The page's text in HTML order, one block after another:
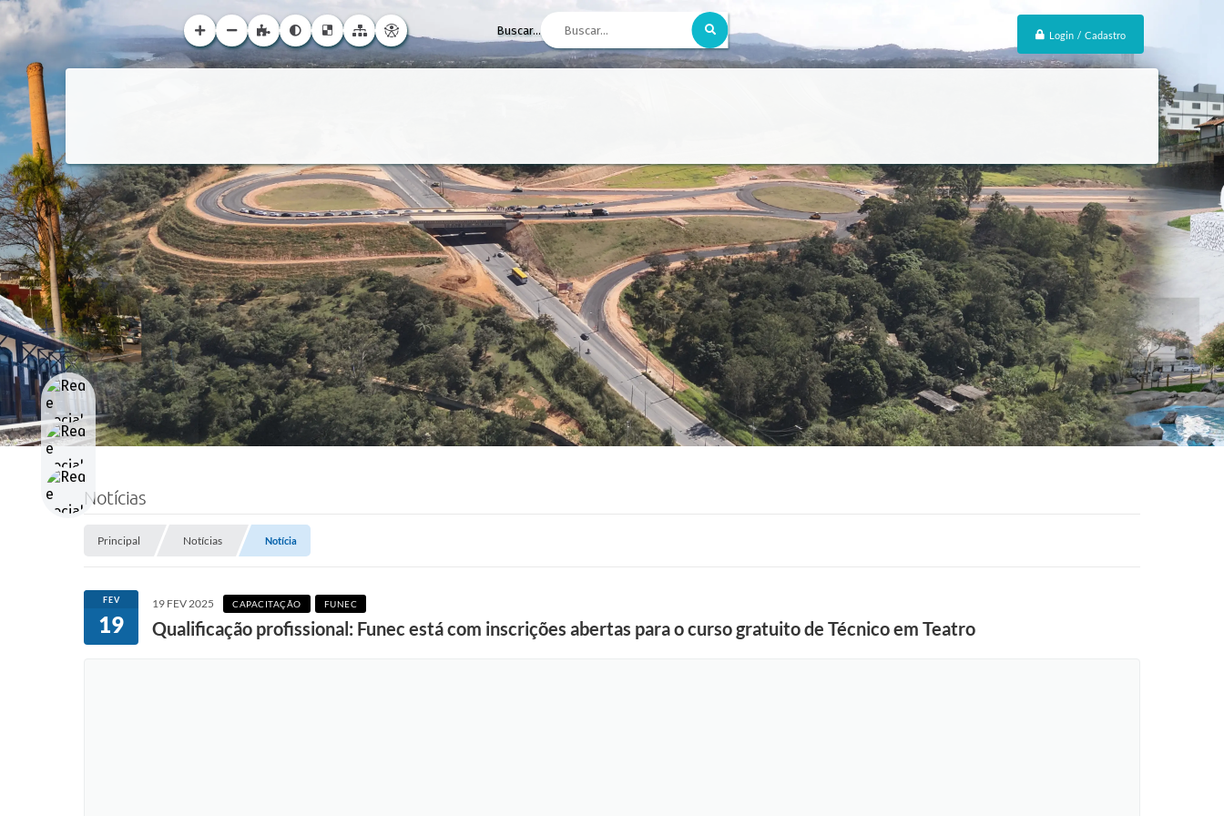
Login / Cadastro
Buscar...
Notícias
Principal Notícias Notícia
FEV
19
19 FEV 2025 CAPACITAÇÃO FUNEC
Qualificação profissional: Funec está com inscrições abertas para o curso gratuito de Técnico em Teatro
o
t